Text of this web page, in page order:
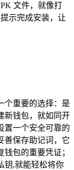
文件，就像打
示完成安装，让
个重要的选择：是
新钱包，就如同开
置一个安全可靠的
善保存助记词，它
包的重要凭证；
钥,就能轻松将你